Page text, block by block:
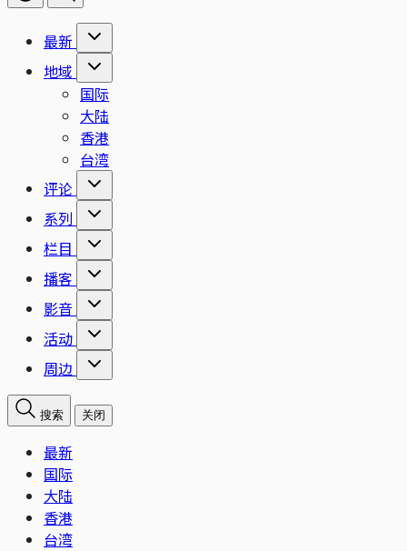
最新
地域
国际
大陆
香港
台湾
评论
系列
栏目
播客
影音
活动
周边
搜索 关闭
最新
国际
大陆
香港
台湾